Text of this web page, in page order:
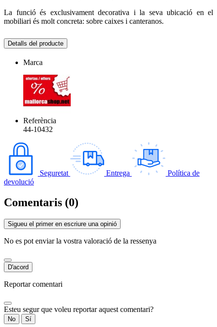
La funció és exclusivament decorativa i la seva ubicació en el
mobiliari és molt concreta: sobre caixes i canteranos.
Detalls del producte
Marca
Referència
44-10432
Seguretat Entrega
Política de
devolució
Comentaris (0)
Sigueu el primer en escriure una opinió
No es pot enviar la vostra valoració de la ressenya
D'acord
Reportar comentari
Esteu segur que voleu reportar aquest comentari?
No Sí